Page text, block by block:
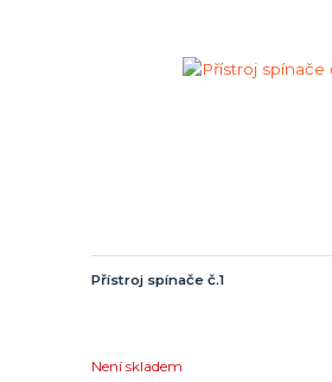
Přístroj spínače č.1
Není skladem